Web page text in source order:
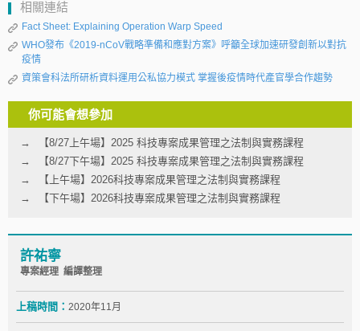
相關連結
Fact Sheet: Explaining Operation Warp Speed
WHO發布《2019‑nCoV戰略準備和應對方案》呼籲全球加速研發創新以對抗
疫情
資策會科法所研析資料運用公私協力模式 掌握後疫情時代產官學合作趨勢
你可能會想參加
【8/27上午場】2025 科技專案成果管理之法制與實務課程
【8/27下午場】2025 科技專案成果管理之法制與實務課程
【上午場】2026科技專案成果管理之法制與實務課程
【下午場】2026科技專案成果管理之法制與實務課程
許祐寧
專案經理 編譯整理
上稿時間： 2020年11月